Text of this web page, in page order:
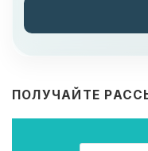
ПОЛУЧАЙТЕ